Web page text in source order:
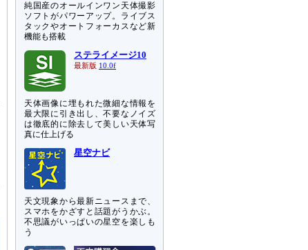
純国産のオールインワン天体撮影
ソフトがパワーアップ。ライブス
タックやオートフォーカスなど新
機能も搭載
ステライメージ10
最新版 10.0f
天体画像に埋もれた微細な情報を
最大限に引き出し、不要なノイズ
は徹底的に除去して美しい天体写
真に仕上げる
星空ナビ
天文現象から最新ニュースまで、
スマホをかざすと話題がうかぶ。
不思議がいっぱいの星空を楽しも
う